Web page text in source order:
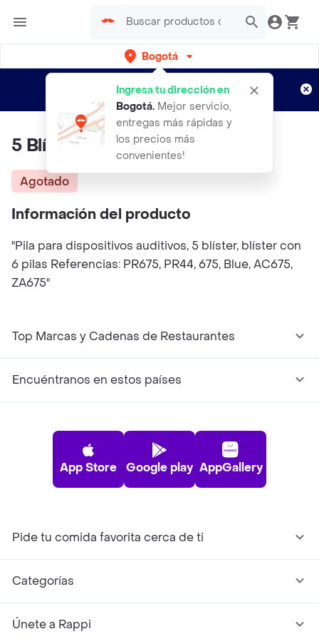
Bogotá
Ingresa tu dirección en
Bogotá. Mejor servicio,
entregas más rápidas y
los precios más
convenientes!
envíos gratis por semanas
Aplican TyC
5 Blíster Pila N°675 Widex
Agotado
Información del producto
"Pila para dispositivos auditivos, 5 blíster, blíster con
6 pilas Referencias: PR675, PR44, 675, Blue, AC675,
ZA675"
Top Marcas y Cadenas de Restaurantes
Encuéntranos en estos países
App Store Google play AppGallery
Pide tu comida favorita cerca de ti
Categorías
Únete a Rappi